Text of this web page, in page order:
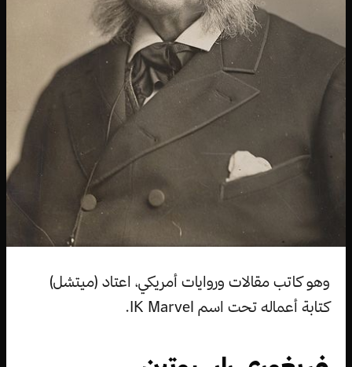
وهو كاتب مقالات وروايات أمريكي، اعتاد (ميتشل)
كتابة أعماله تحت اسم IK Marvel.